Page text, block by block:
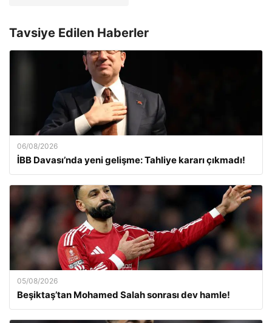
Tavsiye Edilen Haberler
06/08/2026
İBB Davası’nda yeni gelişme: Tahliye kararı çıkmadı!
05/08/2026
Beşiktaş’tan Mohamed Salah sonrası dev hamle!